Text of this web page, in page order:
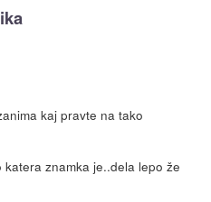
kaj pravte na tako
znamka je..dela lepo že